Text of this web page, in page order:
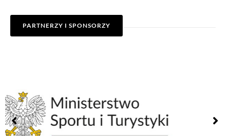
PARTNERZY I SPONSORZY